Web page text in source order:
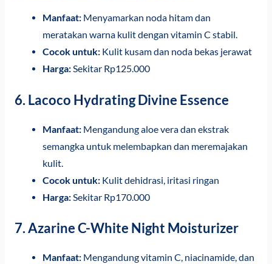
Manfaat: Menyamarkan noda hitam dan
meratakan warna kulit dengan vitamin C stabil.
Cocok untuk: Kulit kusam dan noda bekas jerawat
Harga:Sekitar Rp125.000
6. Lacoco Hydrating Divine Essence
Manfaat: Mengandung aloe vera dan ekstrak
semangka untuk melembapkan dan meremajakan
kulit.
Cocok untuk: Kulit dehidrasi, iritasi ringan
Harga:Sekitar Rp170.000
7.Azarine C-White Night Moisturizer
Manfaat: Mengandung vitamin C, niacinamide, dan